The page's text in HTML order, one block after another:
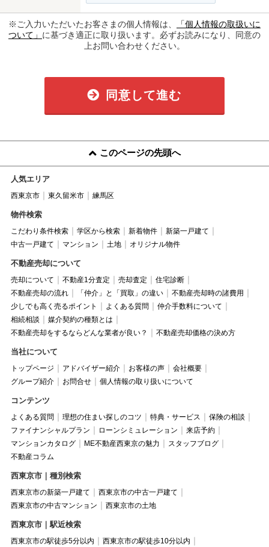
※ご入力いただいたお客さまの個人情報は、
「個人情報の取扱いに
ついて」 に基づき適正に取り扱います。必ずお読みになり、同意の
上お問い合わせください。
同意して進む
このページの先頭へ
人気エリア
西東京市 東久留米市 練馬区
物件検索
こだわり条件検索 学区から検索 新着物件
新築一戸建て
中古一戸建て
マンション 土地 オリジナル物件
不動産売却について
売却について 不動産1分査定 売却査定
住宅診断
不動産売却の流れ
「仲介」と「買取」の違い
不動産売却時の諸費用
少しでも高く売るポイント
よくある質問
仲介手数料について
相続相談
媒介契約の種類とは
不動産売却をするならどんな業者が良い？
不動産売却価格の決め方
当社について
トップページ アドバイザー紹介 お客様の声
会社概要
グループ紹介
お問合せ 個人情報の取り扱いについて
コンテンツ
よくある質問 理想の住まい探しのコツ 特典・サービス
保険の相談
ファイナンシャルプラン
ローンシミュレーション
来店予約
マンションカタログ
ME不動産西東京の魅力
スタッフブログ
不動産コラム
西東京市｜種別検索
西東京市の新築一戸建て
西東京市の中古一戸建て
西東京市の中古マンション
西東京市の土地
西東京市｜駅近検索
西東京市の駅徒歩5分以内
西東京市の駅徒歩10分以内